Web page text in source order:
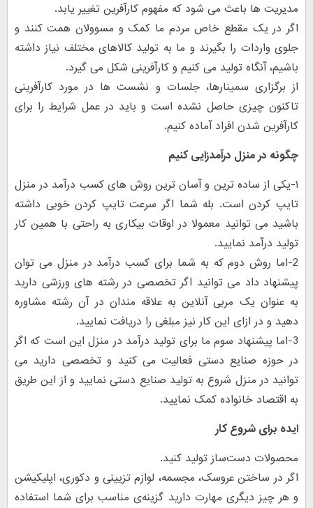
مدیریت ها باعث می شود که مفهوم کارآفرین تغییر یابد.
اگر در یک مقطع خاص مردم ما کمک و مسوولان همت کنند و
جلوی واردات را بگیرند و ما به تولید کالاهای مختلف نیاز داشته
باشیم، آنگاه تولید می کنیم و کارآفرینی شکل می گیرد.
از برگزاری سمینارها، جلسات و نشست ها در مورد کارآفرینی
تاکنون چیزی حاصل نشده است و باید در عمل شرایط را برای
کارآفرین شدن افراد آماده کنیم.
چگونه در منزل درآمدزایی کنیم
۱-یکی از ساده ترین و آسان ترین روش های کسب درآمد در منزل
تایپ کردن است. بله شما اگر سرعت تایپ کردن خوبی داشته
باشید می توانید معمولا در اوقات بیکاری به راحتی با همین کار
تولید درآمد نمایید.
2-اما روش دوم که به شما برای کسب درآمد در منزل می توان
پیشنهاد داد می توانید اگر تخصصی در رشته های ورزشی دارید
به عنوان یک مربی آنلاین به علاقه مندان در آن رشته مشاوره
دهید و در ازای این کار نیز مبلغی را دریافت نمایید.
3-اما پیشنهاد سوم ما برای تولید درآمد در منزل این است که اگر
در حوزه صنایع دستی فعالیت می کنید و تخصصی دارید می
توانید در منزل شروع به تولید صنایع دستی نمایید و از این طریق
به اقتصاد خانواده کمک نمایید.
ایده برای شروع کار
محصولات دست‌ساز‌ تولید کنید.
اگر در ساختن عروسک، مجسمه، لوازم تزیینی و دکوری، اپلیکیشن
و هر چیز دیگری مهارت دارید گزینه‌ی مناسب برای شما استفاده